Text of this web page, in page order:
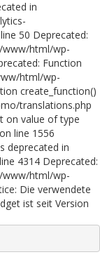
in
50 Deprecated:
www/html/wp-
Function
html/wp-
create_function()
translations.php
on value of type
line 1556
deprecated in
4314 Deprecated:
www/html/wp-
Die verwendete
ist seit Version